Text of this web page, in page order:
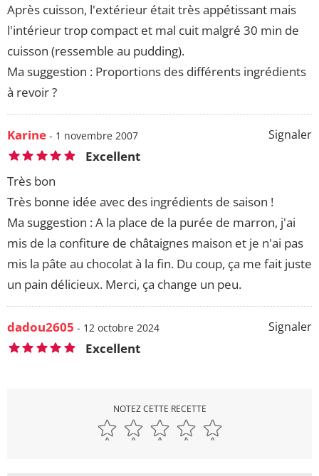
Après cuisson, l'extérieur était très appétissant mais
l'intérieur trop compact et mal cuit malgré 30 min de
cuisson (ressemble au pudding).
Ma suggestion : Proportions des différents ingrédients
à revoir ?
Signaler
Karine - 1 novembre 2007
Excellent
Très bon
Très bonne idée avec des ingrédients de saison !
Ma suggestion : A la place de la purée de marron, j'ai
mis de la confiture de châtaignes maison et je n'ai pas
mis la pâte au chocolat à la fin. Du coup, ça me fait juste
un pain délicieux. Merci, ça change un peu.
Signaler
dadou2605 - 12 octobre 2024
Excellent
NOTEZ CETTE RECETTE